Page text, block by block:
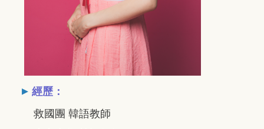
▸ 經歷：
救國團 韓語教師